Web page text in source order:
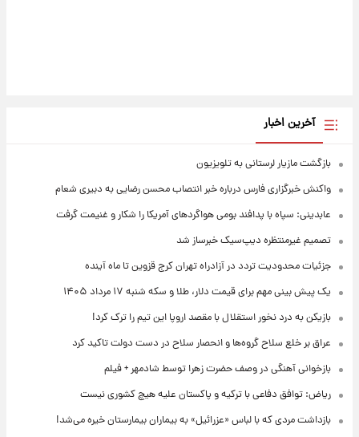
آخرین اخبار
بازگشت مازیار لرستانی به تلویزیون
واکنش خبرگزاری فارس درباره خبر انتصاب محسن رضایی به دبیری شعام
عابدینی: سپاه با پدافند بومی هواگردهای آمریکا را شکار و غنیمت گرفت
تصمیم غیرمنتظره دیپ‌سیک خبرساز شد
جزئیات محدودیت تردد در آزادراه تهران کرج قزوین تا ماه آینده
یک پیش ‌بینی مهم برای قیمت دلار، طلا و سکه شنبه ۱۷ مرداد ۱۴۰۵
بازیکن به درد نخور استقلال با مقصد اروپا این تیم را ترک کرد!
عراق بر خلع سلاح گروه‌ها و انحصار سلاح در دست دولت تاکید کرد
بازخوانی آهنگی در وصف حضرت زهرا توسط شادمهر + فیلم
ریاض: توافق دفاعی با ترکیه و پاکستان علیه هیچ کشوری نیست
بازداشت مردی که با لباس «عزرائیل» به بیماران بیمارستان خیره می‌شد!